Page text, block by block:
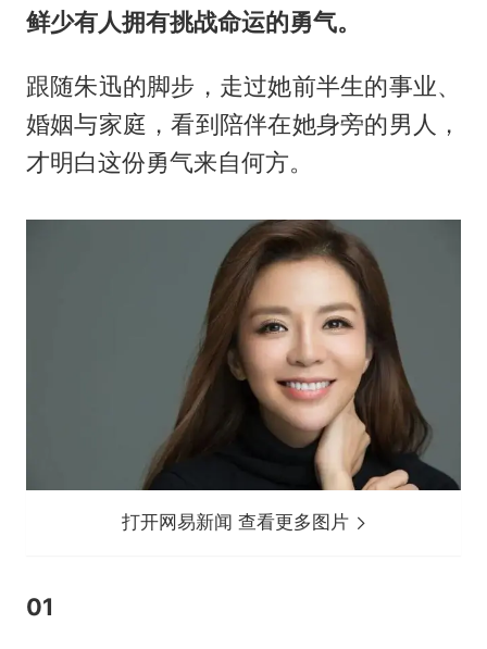
鲜少有人拥有挑战命运的勇气。
跟随朱迅的脚步，走过她前半生的事业、
婚姻与家庭，看到陪伴在她身旁的男人，
才明白这份勇气来自何方。
打开网易新闻 查看更多图片
01